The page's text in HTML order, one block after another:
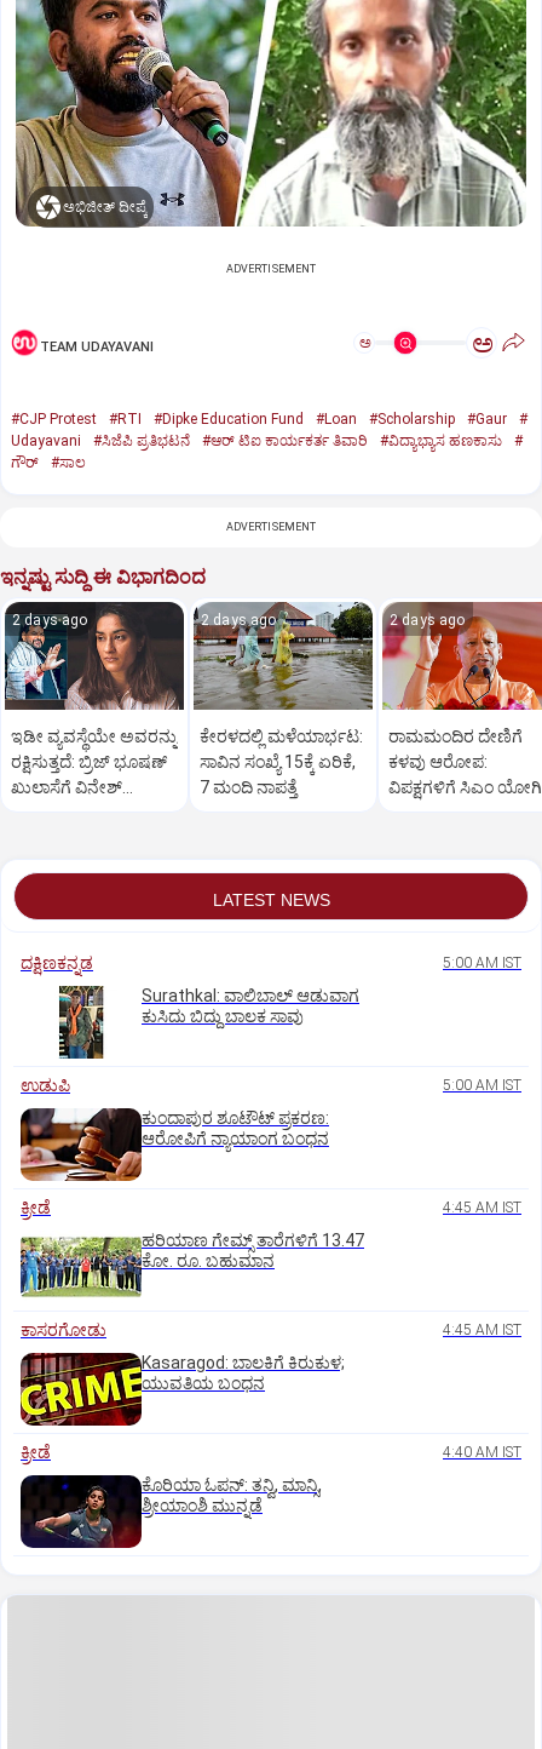
ಅಭಿಜೀತ್ ದೀಪ್ಕೆ
ADVERTISEMENT
TEAM UDAYAVANI ಅ ಅ
#CJP Protest #RTI #Dipke Education Fund #Loan #Scholarship #Gaur
#
Udayavani
#ಸಿಜೆಪಿ ಪ್ರತಿಭಟನೆ #ಆರ್‌ ಟಿಐ ಕಾರ್ಯಕರ್ತ ತಿವಾರಿ #ವಿದ್ಯಾಭ್ಯಾಸ ಹಣಕಾಸು
#
ಗೌರ್‌
#ಸಾಲ
ADVERTISEMENT
ಇನ್ನಷ್ಟು ಸುದ್ದಿ ಈ ವಿಭಾಗದಿಂದ
2 days ago
ಇಡೀ ವ್ಯವಸ್ಥೆಯೇ ಅವರನ್ನು
ರಕ್ಷಿಸುತ್ತದೆ: ಬ್ರಿಜ್ ಭೂಷಣ್
ಖುಲಾಸೆಗೆ ವಿನೇಶ್
2 days ago
ಕೇರಳದಲ್ಲಿ ಮಳೆಯಾರ್ಭಟ:
ಸಾವಿನ ಸಂಖ್ಯೆ 15ಕ್ಕೆ ಏರಿಕೆ,
7 ಮಂದಿ ನಾಪತ್ತೆ
2 days ago
ರಾಮಮಂದಿರ ದೇಣಿಗೆ
ಕಳವು ಆರೋಪ:
ವಿಪಕ್ಷಗಳಿಗೆ ಸಿಎಂ ಯೋಗಿ
LATEST NEWS
ದಕ್ಷಿಣಕನ್ನಡ 5:00 AM IST
Surathkal: ವಾಲಿಬಾಲ್ ಆಡುವಾಗ
ಕುಸಿದು ಬಿದ್ದು ಬಾಲಕ ಸಾವು
ಉಡುಪಿ 5:00 AM IST
ಕುಂದಾಪುರ ಶೂಟೌಟ್ ಪ್ರಕರಣ:
ಆರೋಪಿಗೆ ನ್ಯಾಯಾಂಗ ಬಂಧನ
ಕ್ರೀಡೆ 4:45 AM IST
ಹರಿಯಾಣ ಗೇಮ್ಸ್‌ ತಾರೆಗಳಿಗೆ 13.47
ಕೋ. ರೂ. ಬಹುಮಾನ
ಕಾಸರಗೋಡು 4:45 AM IST
Kasaragod: ಬಾಲಕಿಗೆ ಕಿರುಕುಳ;
ಯುವತಿಯ ಬಂಧನ
ಕ್ರೀಡೆ 4:40 AM IST
ಕೊರಿಯಾ ಓಪನ್‌: ತನ್ವಿ, ಮಾನ್ಸಿ,
ಶ್ರೀಯಾಂಶಿ ಮುನ್ನಡೆ